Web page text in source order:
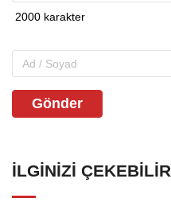
Gönder
İLGINIZI ÇEKEBILIR